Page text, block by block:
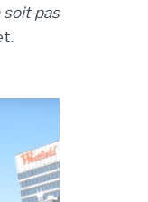
pas